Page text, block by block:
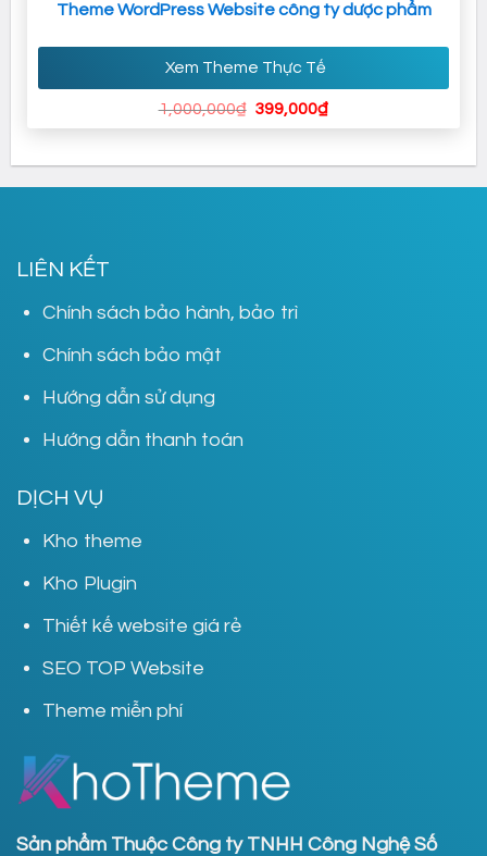
Theme WordPress Website công ty dược phẩm
Xem Theme Thực Tế
1,000,000₫ Giá
399,000₫Giá
399,000₫.
LIÊN KẾT
Chính sách bảo hành, bảo trì
Chính sách bảo mật
Hướng dẫn sử dụng
Hướng dẫn thanh toán
DỊCH VỤ
Kho theme
Kho Plugin
Thiết kế website giá rẻ
SEO TOP Website
Theme miễn phí
Sản phẩm Thuộc Công ty TNHH Công Nghệ Số